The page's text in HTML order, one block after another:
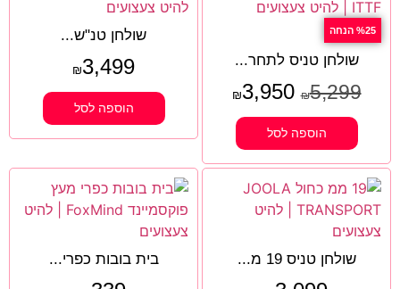
%25 הנחה
שולחן טניס לתחר...
₪5,299
₪3,950
הוספה לסל
שולחן טנ"ש...
₪3,499
הוספה לסל
שולחן טניס 19 מ... בית בובות כפרי...